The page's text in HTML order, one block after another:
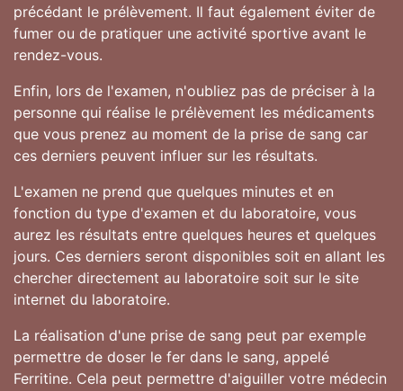
précédant le prélèvement. Il faut également éviter de
fumer ou de pratiquer une activité sportive avant le
rendez-vous.
Enfin, lors de l'examen, n'oubliez pas de préciser à la
personne qui réalise le prélèvement les médicaments
que vous prenez au moment de la prise de sang car
ces derniers peuvent influer sur les résultats.
L'examen ne prend que quelques minutes et en
fonction du type d'examen et du laboratoire, vous
aurez les résultats entre quelques heures et quelques
jours. Ces derniers seront disponibles soit en allant les
chercher directement au laboratoire soit sur le site
internet du laboratoire.
La réalisation d'une prise de sang peut par exemple
permettre de doser le fer dans le sang, appelé
Ferritine. Cela peut permettre d'aiguiller votre médecin